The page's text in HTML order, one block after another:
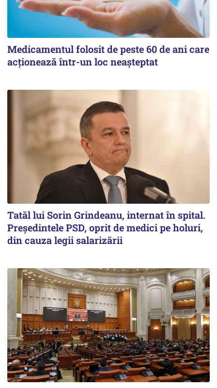
Medicamentul folosit de peste 60 de ani care
acționează într-un loc neașteptat
Tatăl lui Sorin Grindeanu, internat în spital.
Preşedintele PSD, oprit de medici pe holuri,
din cauza legii salarizării